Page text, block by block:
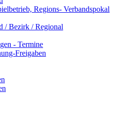
Regions- Verbandspokal
/ Bezirk / Regional
- Termine
Freigaben